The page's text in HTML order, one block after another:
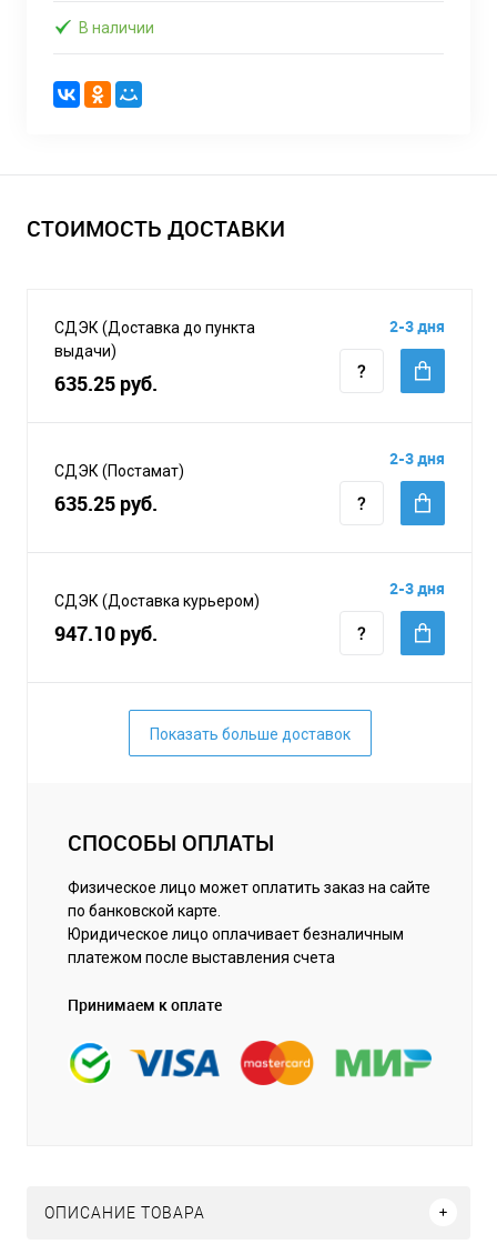
В наличии
СТОИМОСТЬ ДОСТАВКИ
СДЭК (Доставка до пункта
выдачи)
635.25 руб.
2-3 дня
СДЭК (Постамат)
635.25 руб.
2-3 дня
СДЭК (Доставка курьером)
947.10 руб.
2-3 дня
Показать больше доставок
СПОСОБЫ ОПЛАТЫ
Физическое лицо может оплатить заказ на сайте
по банковской карте.
Юридическое лицо оплачивает безналичным
платежом после выставления счета
Принимаем к оплате
ОПИСАНИЕ ТОВАРА